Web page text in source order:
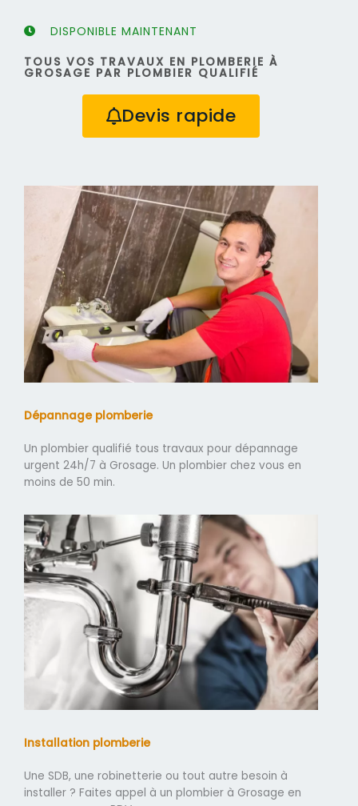
DISPONIBLE MAINTENANT
TOUS VOS TRAVAUX EN PLOMBERIE À
GROSAGE PAR PLOMBIER QUALIFIÉ
Devis rapide
Dépannage plomberie
Un plombier qualifié tous travaux pour dépannage
urgent 24h/7 à Grosage. Un plombier chez vous en
moins de 50 min.
Installation plomberie
Une SDB, une robinetterie ou tout autre besoin à
installer ? Faites appel à un plombier à Grosage en